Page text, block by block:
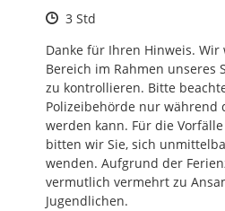
Zeitpunkt des Erstellens
3 Std
Danke für Ihren Hinweis.
Bereich im Rahmen unseres
zu kontrollieren. Bitte
Polizeibehörde nur während
werden kann. Für die
bitten wir Sie, sich
wenden. Aufgrund der
vermutlich vermehrt zu
Jugendlichen.